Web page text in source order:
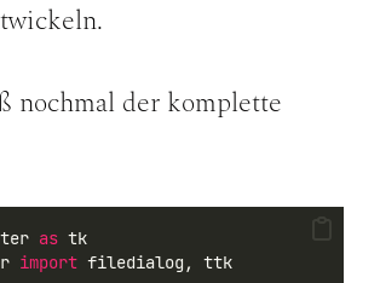
nochmal der komplette
as tk
import filedialog, ttk